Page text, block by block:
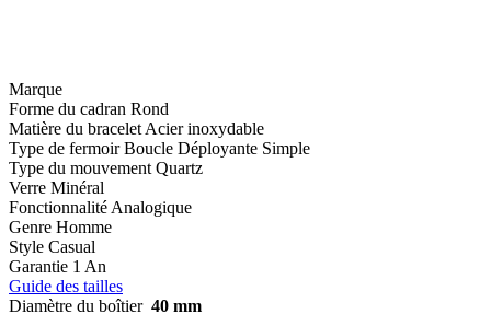
Marque
Forme du cadran Rond
Matière du bracelet Acier inoxydable
Type de fermoir Boucle Déployante Simple
Type du mouvement Quartz
Verre Minéral
Fonctionnalité Analogique
Genre Homme
Style Casual
Garantie 1 An
Guide des tailles
Diamètre du boîtier 40 mm